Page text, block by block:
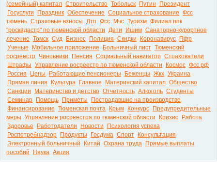
(семейный) капитал Строительство Тобольск Путин
Президент
Госуслуги
Праздник Обеспечение Социальное страхование Фсс
тюмень Страховые взносы Дтп Фсс Мчс Туризм Филиал ппк
"роскадастр" по тюменской области Дети Ишим Санаторно-курортное
лечение Томск Суд Бизнес Полиция Скидки Коронавирус
Пфр
Ученые
Мобильное приложение Больничный лист Тюменский
росреестр Чиновники Пенсия Социальный навигатор Страхователи
Штрафы Управление росреестр по тюменской области Космос Фсс рф
Россия
Цены Работающие пенсионеры Беженцы Жкх Украина
Прямая линия
Культура Главное Материнский капитал Общество
Санкции
Материнство и детство Отчетность Алкоголь Студенты
Семинар
Помощь Приметы
Пострадавшие на производстве
Финансирование Тюменская почта Крым Конкурс
Предупредительные
меры Управление росреестра по тюменской области Кризис
Работа
Здоровье
Работодатели Новости
Психология успеха
Роспотребнадзор
Продукты Госдума Спорт
Консультация
Электронный больничный
Китай Охрана труда
Прямые выплаты
пособий
Наука Акция